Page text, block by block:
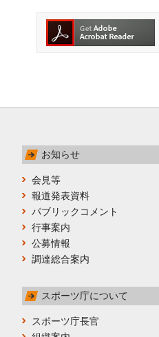
お知らせ
会見等
報道発表資料
パブリックコメント
行事案内
公募情報
調達総合案内
スポーツ庁について
スポーツ庁長官